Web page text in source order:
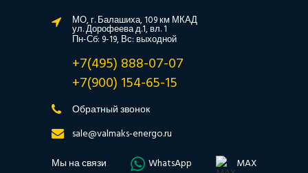
МО, г. Балашиха, 109 км МКАД
ул. Дорофеева д.1, вл. 1
Пн-Сб: 9-19, Вс: выходной
+7(495) 888-07-07
+7(900) 154-65-15
Обратный звонок
sale@valmaks-energo.ru
Мы на связи
WhatsApp MAX